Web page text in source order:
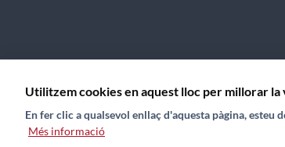
Contacte Avís Legal Política de galetes (Cookies)
Utilitzem cookies en aquest lloc per millorar
En fer clic a qualsevol enllaç d'aquesta pàgina,
Més informació